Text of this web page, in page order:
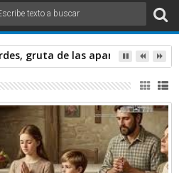
gruta de las apariciones.